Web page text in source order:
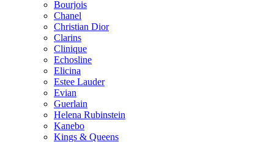
Bourjois
Chanel
Christian Dior
Clarins
Clinique
Echosline
Elicina
Estee Lauder
Evian
Guerlain
Helena Rubinstein
Kanebo
Kings & Queens